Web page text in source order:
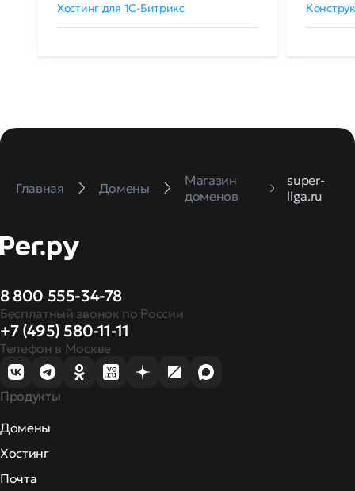
Хостинг для 1C-Битрикс
Главная Домены
Магазин
доменов
super-
liga.ru
8 800 555-34-78
Бесплатный звонок по России
+7 (495) 580-11-11
Телефон в Москве
Продукты
Домены
Хостинг
Почта